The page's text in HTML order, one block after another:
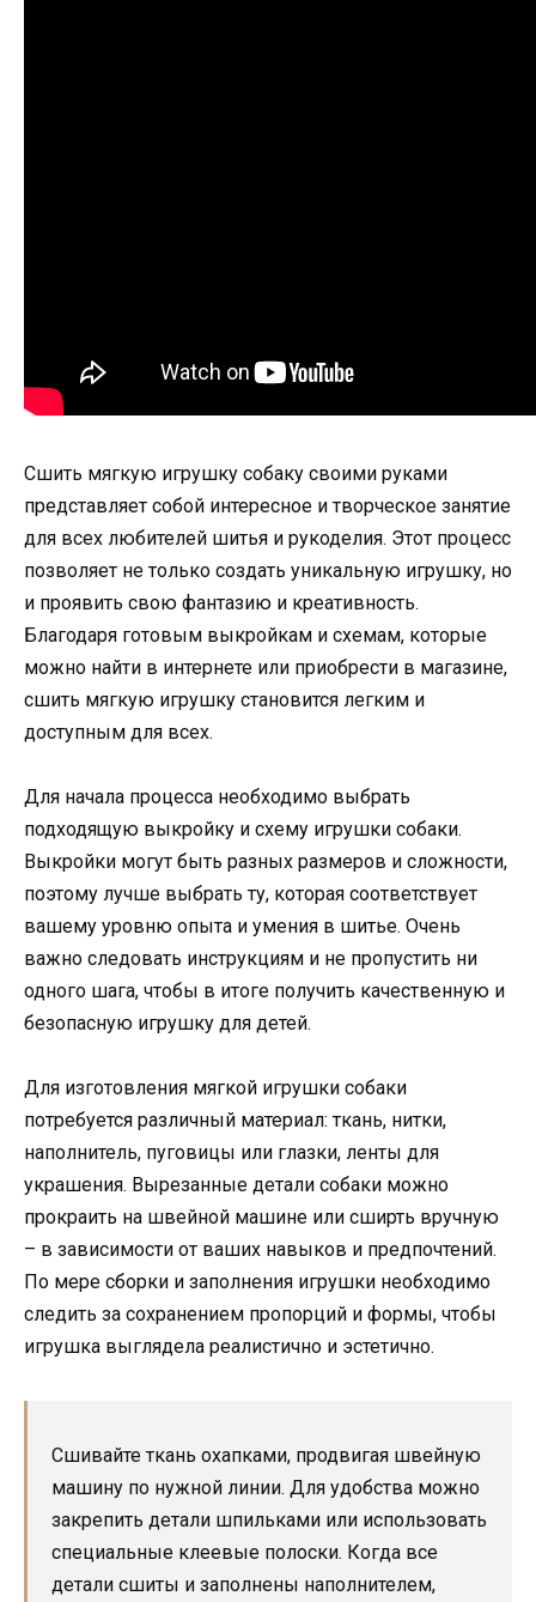
Сшить мягкую игрушку собаку своими руками
представляет собой интересное и творческое занятие
для всех любителей шитья и рукоделия. Этот процесс
позволяет не только создать уникальную игрушку, но
и проявить свою фантазию и креативность.
Благодаря готовым выкройкам и схемам, которые
можно найти в интернете или приобрести в магазине,
сшить мягкую игрушку становится легким и
доступным для всех.
Для начала процесса необходимо выбрать
подходящую выкройку и схему игрушки собаки.
Выкройки могут быть разных размеров и сложности,
поэтому лучше выбрать ту, которая соответствует
вашему уровню опыта и умения в шитье. Очень
важно следовать инструкциям и не пропустить ни
одного шага, чтобы в итоге получить качественную и
безопасную игрушку для детей.
Для изготовления мягкой игрушки собаки
потребуется различный материал: ткань, нитки,
наполнитель, пуговицы или глазки, ленты для
украшения. Вырезанные детали собаки можно
прокраить на швейной машине или сширть вручную
– в зависимости от ваших навыков и предпочтений.
По мере сборки и заполнения игрушки необходимо
следить за сохранением пропорций и формы, чтобы
игрушка выглядела реалистично и эстетично.
Сшивайте ткань охапками, продвигая швейную
машину по нужной линии. Для удобства можно
закрепить детали шпильками или использовать
специальные клеевые полоски. Когда все
детали сшиты и заполнены наполнителем,